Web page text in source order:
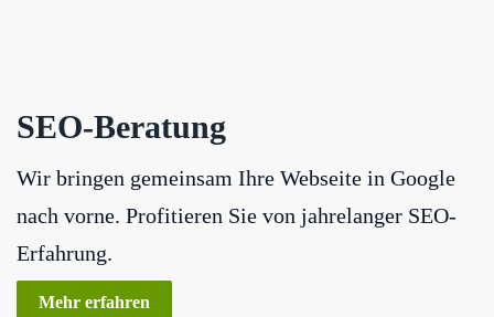
SEO-Beratung
Wir bringen gemeinsam Ihre Webseite in Google
nach vorne. Profitieren Sie von jahrelanger SEO-
Erfahrung.
Mehr erfahren